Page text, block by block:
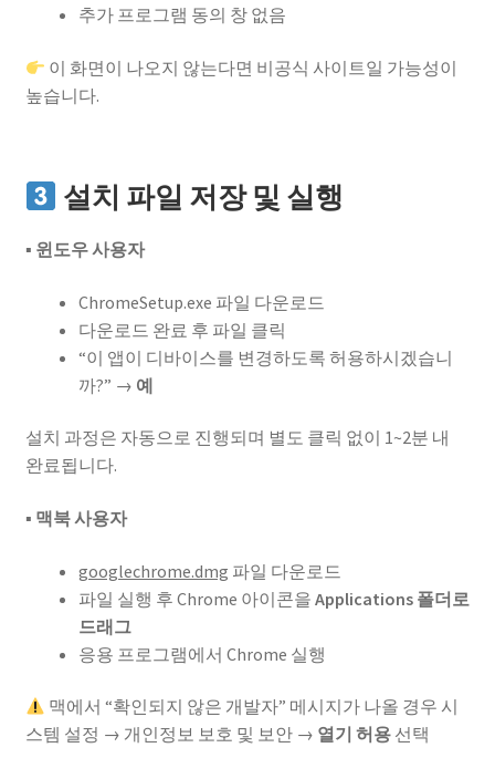
추가 프로그램 동의 창 없음
이 화면이 나오지 않는다면 비공식 사이트일 가능성이
높습니다.
설치 파일 저장 및 실행
▪ 윈도우 사용자
ChromeSetup.exe 파일 다운로드
다운로드 완료 후 파일 클릭
“이 앱이 디바이스를 변경하도록 허용하시겠습니
까?” → 예
설치 과정은 자동으로 진행되며 별도 클릭 없이 1~2분 내
완료됩니다.
▪ 맥북 사용자
googlechrome.dmg 파일 다운로드
파일 실행 후 Chrome 아이콘을 Applications 폴더로
드래그
응용 프로그램에서 Chrome 실행
맥에서 “확인되지 않은 개발자” 메시지가 나올 경우 시
스템 설정 → 개인정보 보호 및 보안 → 열기 허용선택